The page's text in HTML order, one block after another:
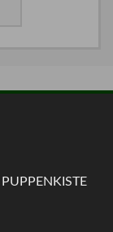
PUPPENKISTE